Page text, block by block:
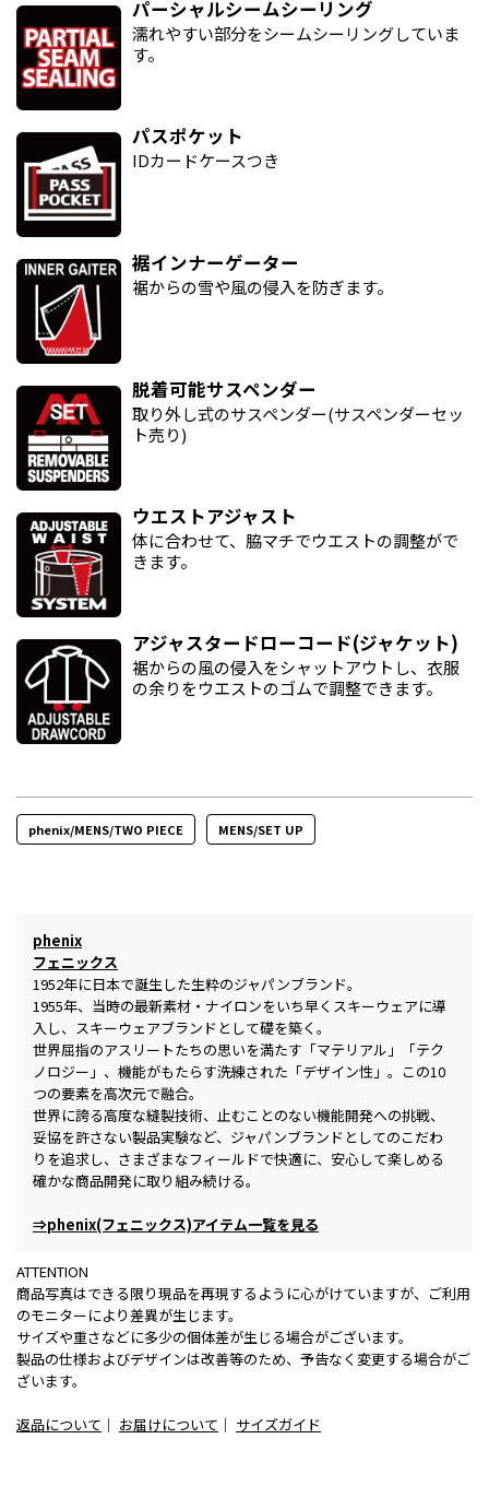
パーシャルシームシーリング
濡れやすい部分をシームシーリングしていま
す。
パスポケット
IDカードケースつき
裾インナーゲーター
裾からの雪や風の侵入を防ぎます。
脱着可能サスペンダー
取り外し式のサスペンダー(サスペンダーセッ
ト売り)
ウエストアジャスト
体に合わせて、脇マチでウエストの調整がで
きます。
アジャスタードローコード(ジャケット)
裾からの風の侵入をシャットアウトし、衣服
の余りをウエストのゴムで調整できます。
phenix/MENS/TWO PIECE MENS/SET UP
phenix
フェニックス
1952年に日本で誕生した生粋のジャパンブランド。
1955年、当時の最新素材・ナイロンをいち早くスキーウェアに導
入し、スキーウェアブランドとして礎を築く。
世界屈指のアスリートたちの思いを満たす「マテリアル」「テク
ノロジー」、機能がもたらす洗練された「デザイン性」。この10
つの要素を高次元で融合。
世界に誇る高度な縫製技術、止むことのない機能開発への挑戦、
妥協を許さない製品実験など、ジャパンブランドとしてのこだわ
りを追求し、さまざまなフィールドで快適に、安心して楽しめる
確かな商品開発に取り組み続ける。
⇒phenix(フェニックス)アイテム一覧を見る
ATTENTION
商品写真はできる限り現品を再現するように心がけていますが、ご利用
のモニターにより差異が生じます。
サイズや重さなどに多少の個体差が生じる場合がございます。
製品の仕様およびデザインは改善等のため、予告なく変更する場合がご
ざいます。
返品について ｜ お届けについて ｜ サイズガイド